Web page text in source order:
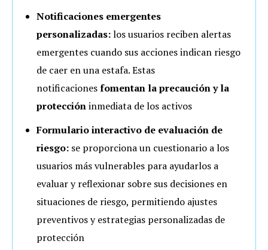
Notificaciones emergentes
personalizadas:los usuarios reciben alertas
emergentes cuando sus acciones indican riesgo
de caer en una estafa. Estas
notificacionesfomentan la precaución y la
proteccióninmediata de los activos
Formulario interactivo de evaluación de
riesgo: se proporciona un cuestionario a los
usuarios más vulnerables para ayudarlos a
evaluar y reflexionar sobre sus decisiones en
situaciones de riesgo, permitiendo ajustes
preventivos y estrategias personalizadas de
protección